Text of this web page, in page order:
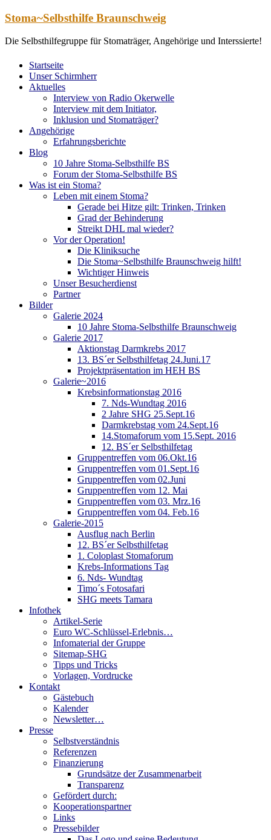
Zum
springen
Stoma~Selbsthilfe Braunschweig
Die Selbsthilfegruppe für Stomaträger, Angehörige und Interssierte!
Startseite
Unser Schirmherr
Aktuelles
Interview von Radio Okerwelle
Interview mit dem Initiator,
Inklusion und Stomaträger?
Angehörige
Erfahrungsberichte
Blog
10 Jahre Stoma-Selbsthilfe BS
Forum der Stoma-Selbsthilfe BS
Was ist ein Stoma?
Leben mit einem Stoma?
Gerade bei Hitze gilt: Trinken, Trinken
Grad der Behinderung
Streikt DHL mal wieder?
Vor der Operation!
Die Kliniksuche
Die Stoma~Selbsthilfe Braunschweig hilft!
Wichtiger Hinweis
Unser Besucherdienst
Partner
Bilder
Galerie 2024
10 Jahre Stoma-Selbsthilfe Braunschweig
Galerie 2017
Aktionstag Darmkrebs 2017
13. BS´er Selbsthilfetag 24.Juni.17
Projektpräsentation im HEH BS
Galerie~2016
Krebsinformationstag 2016
7. Nds-Wundtag 2016
2 Jahre SHG 25.Sept.16
Darmkrebstag vom 24.Sept.16
14.Stomaforum vom 15.Sept. 2016
12. BS´er Selbsthilfetag
Gruppentreffen vom 06.Okt.16
Gruppentreffen vom 01.Sept.16
Gruppentreffen vom 02.Juni
Gruppentreffen vom 12. Mai
Gruppentreffen vom 03. Mrz.16
Gruppentreffen vom 04. Feb.16
Galerie-2015
Ausflug nach Berlin
12. BS´er Selbsthilfetag
1. Coloplast Stomaforum
Krebs-Informations Tag
6. Nds- Wundtag
Timo´s Fotosafari
SHG meets Tamara
Infothek
Artikel-Serie
Euro WC-Schlüssel-Erlebnis…
Infomaterial der Gruppe
Sitemap-SHG
Tipps und Tricks
Vorlagen, Vordrucke
Kontakt
Gästebuch
Kalender
Newsletter…
Presse
Selbstverständnis
Referenzen
Finanzierung
Grundsätze der Zusammenarbeit
Transparenz
Gefördert durch:
Kooperationspartner
Links
Pressebilder